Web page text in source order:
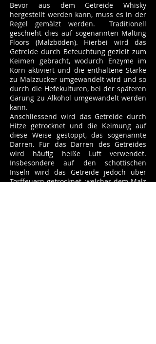
Bevor aus dem Getreide Whisky
hergestellt werden kann, muss es in der
Regel gemälzt werden. Traditionell
geschieht dies auf sogenannten Malting
Floors (Malzböden). Hierbei wird das
Getreide durch Befeuchtung gezielt zum
Keimen gebracht, wodurch Enzyme im
Korn aktiviert und die enthaltene Stärke
zu Malzzucker umgewandelt wird und so
durch die Hefekulturen, bei der späteren
Gärung zu Alkohol umgewandelt werden
kann.
Anschliessend wird das Getreide durch
Hitze getrocknet und die Keimung auf
diese Weise gestoppt, das sogenannte
Darren. Für das Darren des Getreides
wird häufig heiße Luft verwendet.
Insbesondere auf den schottischen
Inseln wird das Getreide jedoch über
Torffeuern getrocknet, welches dem Malz